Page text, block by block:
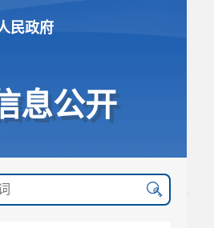
民政府
息公开